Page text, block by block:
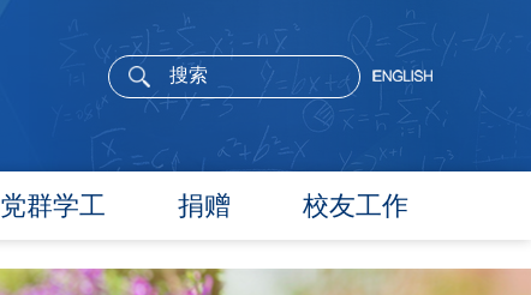
党群学工
党委概况
捐赠 校友工作
院长寄语